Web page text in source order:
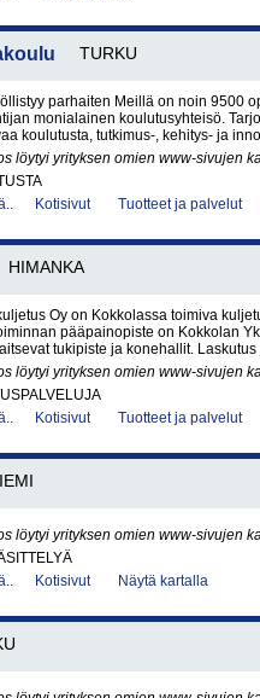
TURKU
parhaiten Meillä on noin 9500
monialainen koulutusyhteisö.
koulutusta, tutkimus-, kehitys- ja
löytyi yrityksen omien www-sivujen
Kotisivut Tuotteet ja palvelut
HIMANKA
Oy on Kokkolassa toimiva
pääpainopiste on Kokkolan
tukipiste ja konehallit. Laskutus
löytyi yrityksen omien www-sivujen
Kotisivut Tuotteet ja palvelut
löytyi yrityksen omien www-sivujen
Kotisivut Näytä kartalla